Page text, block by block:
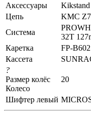
Аксессуары
Kikstand
Цепь
KMC Z7
Система
32T
Каретка
FP-B602
Кассета
?
Размер колёс
Колесо
20
Шифтер левый